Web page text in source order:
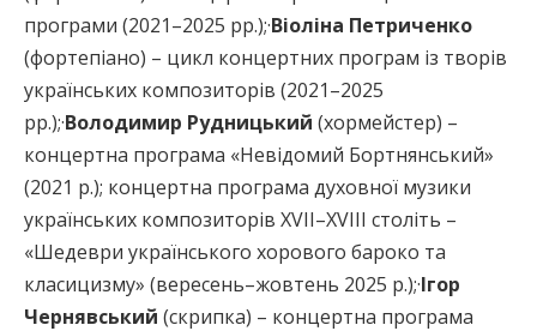
програми (2021–2025 рр.);·Віоліна Петриченко
(фортепіано) – цикл концертних програм із творів
українських композиторів (2021–2025
рр.);·Володимир Рудницький (хормейстер) –
концертна програма «Невідомий Бортнянський»
(2021 р.); концертна програма духовної музики
українських композиторів XVII–XVIII століть –
«Шедеври українського хорового бароко та
класицизму» (вересень–жовтень 2025 р.);·Ігор
Чернявський (скрипка) – концертна програма